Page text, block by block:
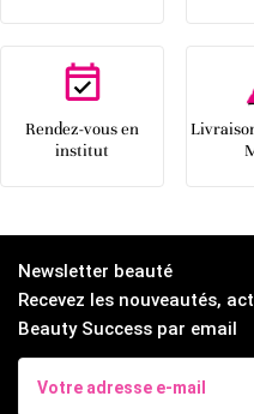
Rendez-vous en
institut
Newsletter beauté
Recevez les nouveautés,
Beauty Success par email